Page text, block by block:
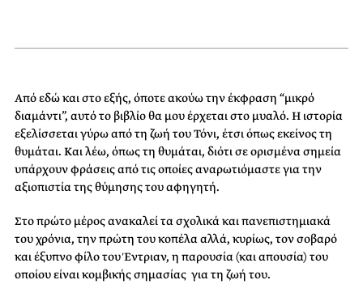
Από εδώ και στο εξής, όποτε ακούω την έκφραση “μικρό
διαμάντι”, αυτό το βιβλίο θα μου έρχεται στο μυαλό. Η ιστορία
εξελίσσεται γύρω από τη ζωή του Τόνι, έτσι όπως εκείνος τη
θυμάται. Και λέω, όπως τη θυμάται, διότι σε ορισμένα σημεία
υπάρχουν φράσεις από τις οποίες αναρωτιόμαστε για την
αξιοπιστία της θύμησης του αφηγητή.
Στο πρώτο μέρος ανακαλεί τα σχολικά και πανεπιστημιακά
του χρόνια, την πρώτη του κοπέλα αλλά, κυρίως, τον σοβαρό
και έξυπνο φίλο του Έντριαν, η παρουσία (και απουσία) του
οποίου είναι κομβικής σημασίας για τη ζωή του.